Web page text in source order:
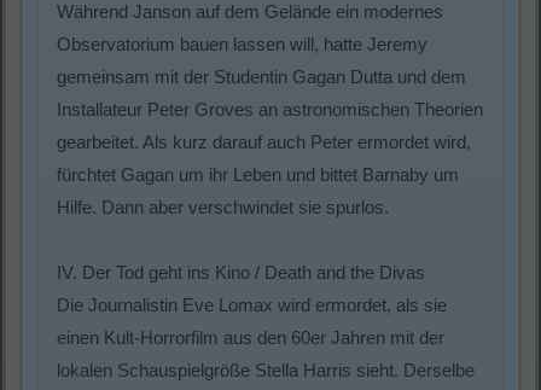
Während Janson auf dem Gelände ein modernes
Observatorium bauen lassen will, hatte Jeremy
gemeinsam mit der Studentin Gagan Dutta und dem
Installateur Peter Groves an astronomischen Theorien
gearbeitet. Als kurz darauf auch Peter ermordet wird,
fürchtet Gagan um ihr Leben und bittet Barnaby um
Hilfe. Dann aber verschwindet sie spurlos.
IV. Der Tod geht ins Kino / Death and the Divas
Die Journalistin Eve Lomax wird ermordet, als sie
einen Kult-Horrorfilm aus den 60er Jahren mit der
lokalen Schauspielgröße Stella Harris sieht. Derselbe